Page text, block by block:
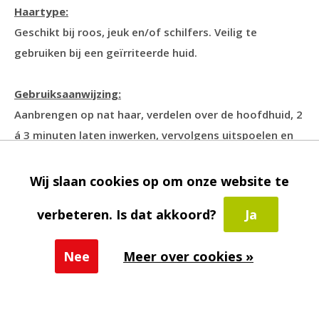
Haartype:
Geschikt bij roos, jeuk en/of schilfers. Veilig te
gebruiken bij een geïrriteerde huid.
Gebruiksaanwijzing:
Aanbrengen op nat haar, verdelen over de hoofdhuid, 2
á 3 minuten laten inwerken, vervolgens uitspoelen en
voorbehandeling bij zeer hardnekkige klachten. Vervolg
Mediceuticals Therapeutic.
250ml.
Wij slaan cookies op om onze website te
verbeteren. Is dat akkoord?
Ja
Nee Meer over cookies »